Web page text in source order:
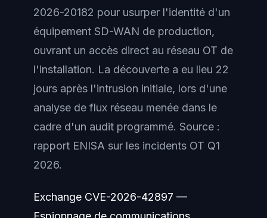
2026-20182 pour usurper l'identité d'un
équipement SD-WAN de production,
ouvrant un accès direct au réseau OT de
l'installation. La découverte a eu lieu 22
jours après l'intrusion initiale, lors d'une
analyse de flux réseau menée dans le
cadre d'un audit programmé. Source :
rapport ENISA sur les incidents OT Q1
2026.
Exchange CVE-2026-42897 —